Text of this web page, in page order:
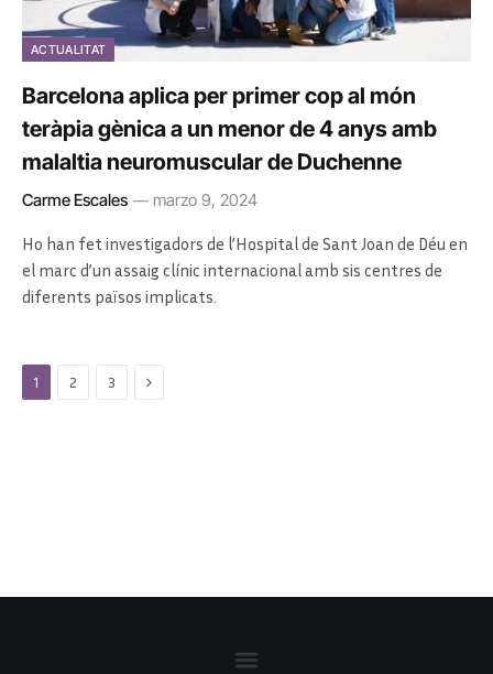
ACTUALITAT
Barcelona aplica per primer cop al món
teràpia gènica a un menor de 4 anys amb
malaltia neuromuscular de Duchenne
Carme Escales marzo 9, 2024
Ho han fet investigadors de l’Hospital de Sant Joan de Déu en
el marc d’un assaig clínic internacional amb sis centres de
diferents països implicats.
1 2 3 Next